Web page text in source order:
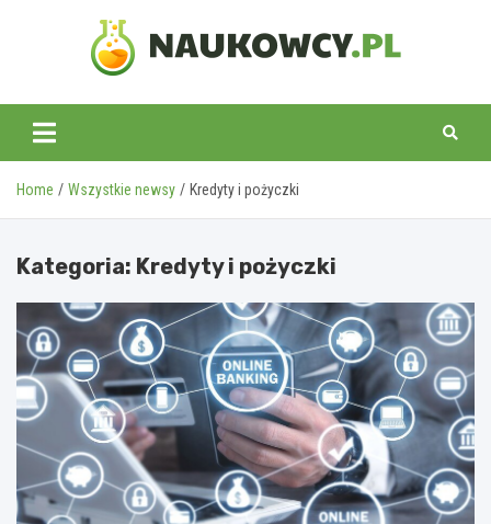
naukowcy.pl
Home Wszystkie newsy Kredyty i pożyczki
Kategoria: Kredyty i pożyczki